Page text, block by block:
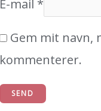
E-mail *
Gem mit navn,
kommenterer.